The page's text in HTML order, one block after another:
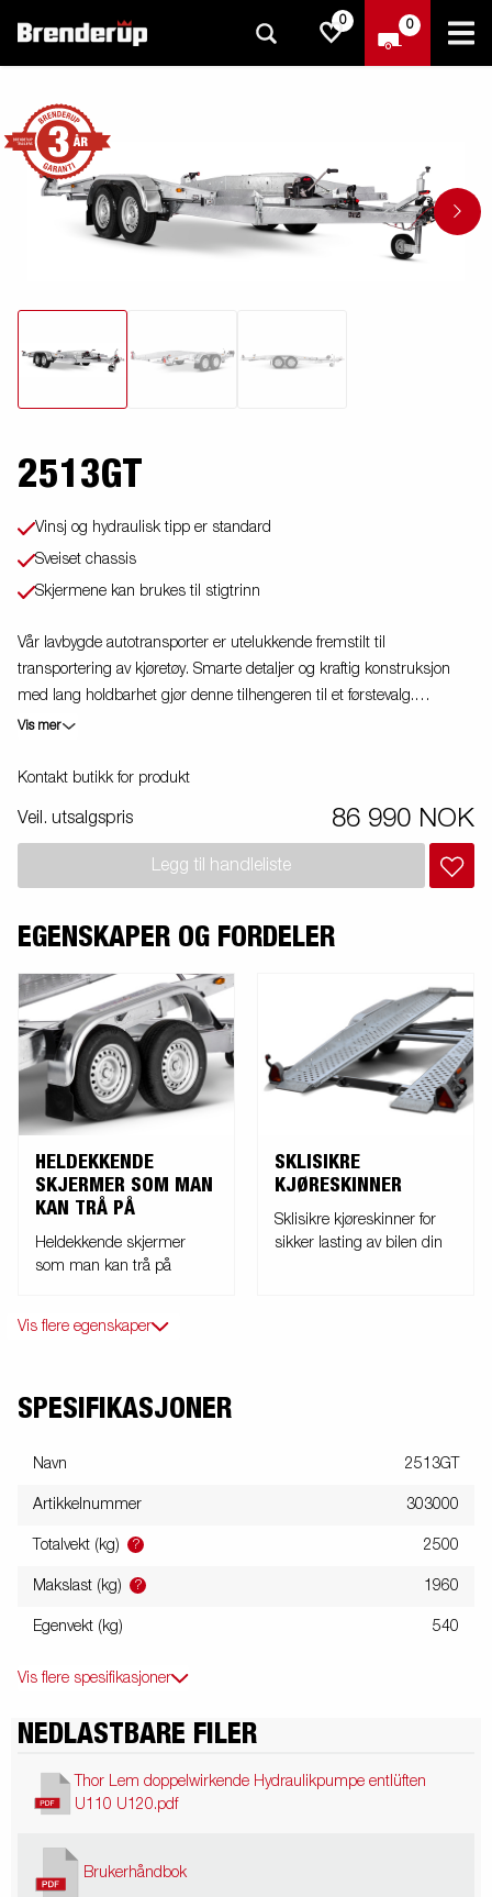
0 0
2513GT
Vinsj og hydraulisk tipp er standard
Sveiset chassis
Skjermene kan brukes til stigtrinn
Vår lavbygde autotransporter er utelukkende fremstilt til
transportering av kjøretøy. Smarte detaljer og kraftig konstruksjon
med lang holdbarhet gjør denne tilhengeren til et førstevalg.
Tilhengeren leveres i ulike lengder, bredder og vektklasser.
illustrative hensikter, og kan vise valgfritt utstyr. Frakt, registrering og
Vis mer
Kontakt butikk for produkt
Veil. utsalgspris 86 990 NOK
Legg til handleliste
EGENSKAPER OG FORDELER
HELDEKKENDE
SKJERMER SOM MAN
KAN TRÅ PÅ
Heldekkende skjermer
som man kan trå på
SKLISIKRE
KJØRESKINNER
Sklisikre kjøreskinner for
sikker lasting av bilen din
Vis flere egenskaper
SPESIFIKASJONER
Navn 2513GT
Artikkelnummer 303000
Totalvekt (kg) ? 2500
Makslast (kg) ? 1960
Egenvekt (kg) 540
Vis flere spesifikasjoner
NEDLASTBARE FILER
Thor Lem doppelwirkende Hydraulikpumpe entlüften
U110 U120.pdf
Brukerhåndbok